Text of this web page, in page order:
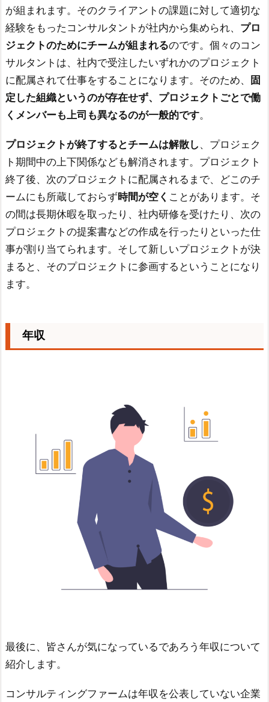
が組まれます。そのクライアントの課題に対して適切な
経験をもったコンサルタントが社内から集められ、 プロ
ジェクトのためにチームが組まれるのです。個々のコン
サルタントは、社内で受注したいずれかのプロジェクト
に配属されて仕事をすることになります。そのため、
固
定した組織というのが存在せず、プロジェクトごとで働
くメンバーも上司も異なるのが一般的です。
プロジェクトが終了するとチームは解散し 、プロジェク
ト期間中の上下関係なども解消されます。プロジェクト
終了後、次のプロジェクトに配属されるまで、どこのチ
ームにも所蔵しておらず時間が空く ことがあります。そ
の間は長期休暇を取ったり、社内研修を受けたり、次の
プロジェクトの提案書などの作成を行ったりといった仕
事が割り当てられます。そして新しいプロジェクトが決
まると、そのプロジェクトに参画するということになり
ます。
年収
最後に、皆さんが気になっているであろう年収について
紹介します。
コンサルティングファームは年収を公表していない企業